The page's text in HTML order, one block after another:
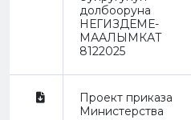
долбооруна
НЕГИЗДЕМЕ-
МААЛЫМКАТ
8122025
Проект приказа
Министерства